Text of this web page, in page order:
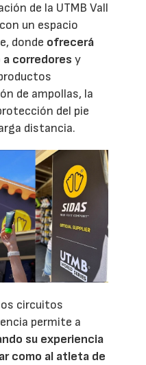
de la UTMB Vall
un espacio
donde ofrecerá
corredores y
de ampollas, la
del pie
distancia.
circuitos
permite a
su experiencia
como al atleta de